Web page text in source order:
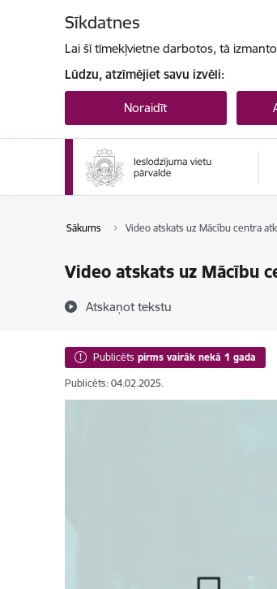
Sīkdatnes
Lai šī tīmekļvietne darbotos, tā
Lūdzu, atzīmējiet savu izvēli:
Noraidīt
Sākums Video atskats uz Mācību centra
Video atskats uz Mācību
Atskaņot tekstu
Publicēts pirms vairāk nekā 1 gada
Publicēts: 04.02.2025.